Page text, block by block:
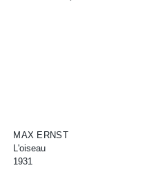
MAX ERNST
L'oiseau
1931